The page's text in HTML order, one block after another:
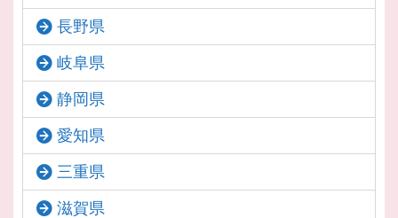
長野県
岐阜県
静岡県
愛知県
三重県
滋賀県